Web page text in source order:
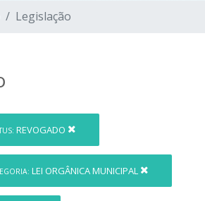
Legislação
REVOGADO
LEI ORGÂNICA MUNICIPAL